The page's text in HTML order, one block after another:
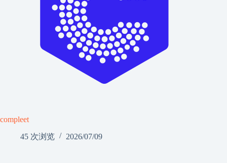
compleet
45 次浏览
2026/07/09